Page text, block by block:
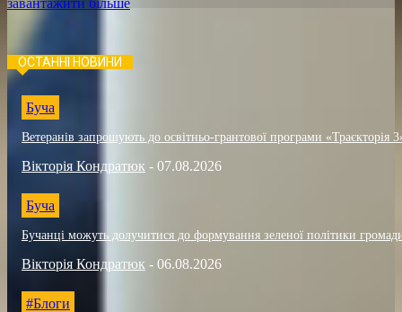
ОСТАННІ НОВИНИ
Буча
Ветеранів запрошують до освітньо-грантової програми «Траєкторія
Вікторія Кондратюк - 07.08.2026
Буча
Бучанці можуть долучитися до формування зеленої політики
Вікторія Кондратюк - 06.08.2026
#Блоги